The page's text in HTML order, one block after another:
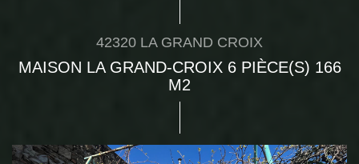
42320 LA GRAND CROIX
MAISON LA GRAND-CROIX 6 PIÈCE(S) 166
M2